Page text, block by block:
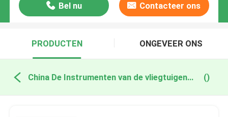
Bel nu Contacteer ons
PRODUCTEN ONGEVEER ONS
China De Instrumenten van de vliegtuigengyroscoop ()